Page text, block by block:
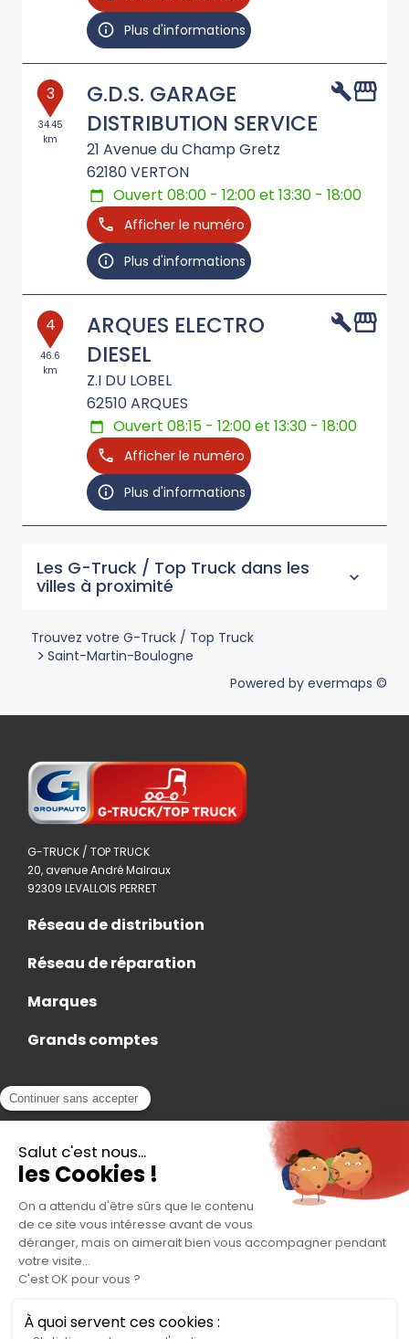
Plus d'informations
3
34.45
km
G.D.S. GARAGE
DISTRIBUTION SERVICE
21 Avenue du Champ Gretz
62180VERTON
Ouvert 08:00 - 12:00 et 13:30 - 18:00
Afficher le numéro
Plus d'informations
4
46.6
km
ARQUES ELECTRO
DIESEL
Z.I DU LOBEL
62510ARQUES
Ouvert 08:15 - 12:00 et 13:30 - 18:00
Afficher le numéro
Plus d'informations
Les G-Truck / Top Truck dans les
villes à proximité
Trouvez votre G-Truck / Top Truck
> Saint-Martin-Boulogne
Powered by evermaps ©
G-TRUCK / TOP TRUCK
20, avenue André Malraux
92309 LEVALLOIS PERRET
Réseau de distribution
Réseau de réparation
Marques
Grands comptes
Actualités
Contact
Accès Adhérent